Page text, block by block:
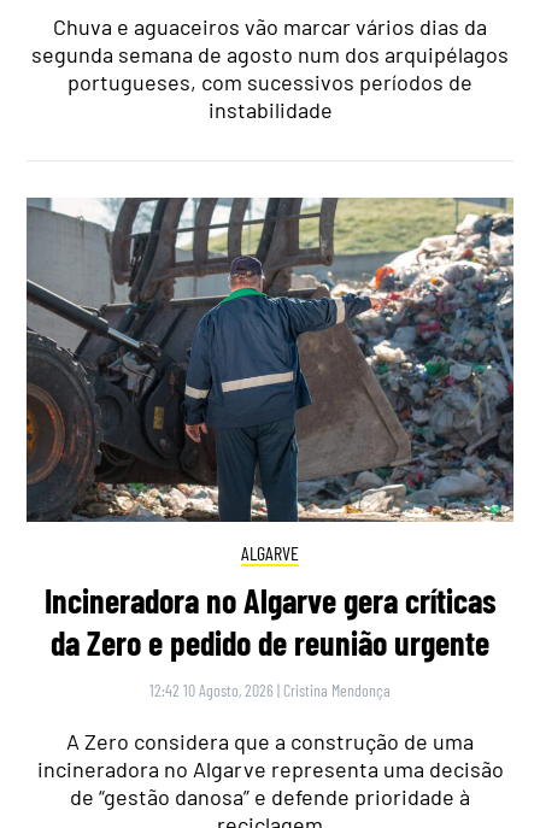
Chuva e aguaceiros vão marcar vários dias da
segunda semana de agosto num dos arquipélagos
portugueses, com sucessivos períodos de
instabilidade
ALGARVE
Incineradora no Algarve gera críticas
da Zero e pedido de reunião urgente
12:42 10 Agosto, 2026 | Cristina Mendonça
A Zero considera que a construção de uma
incineradora no Algarve representa uma decisão
de “gestão danosa” e defende prioridade à